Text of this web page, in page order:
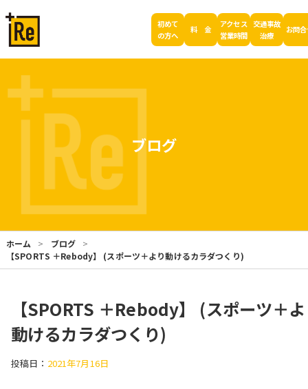
初めて
の方へ
料 金
アクセス
営業時間
交通事故
治療
お問
ブログ
ホーム
ブログ
【SPORTS ＋Rebody】 (スポーツ＋より動けるカラダつくり)
【SPORTS ＋Rebody】 (スポーツ＋
動けるカラダつくり)
投稿日： 2021年7月16日